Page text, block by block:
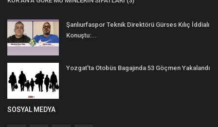
Şanlıurfaspor Teknik Direktörü Gürses Kılıç İddialı
Konuştu:...
Yozgat’ta Otobüs Bagajında 53 Göçmen Yakalandı
SOSYAL MEDYA